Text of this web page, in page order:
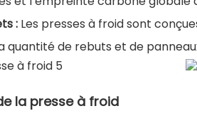
: Les presses à froid sont
quantité de rebuts et de
la presse à froid